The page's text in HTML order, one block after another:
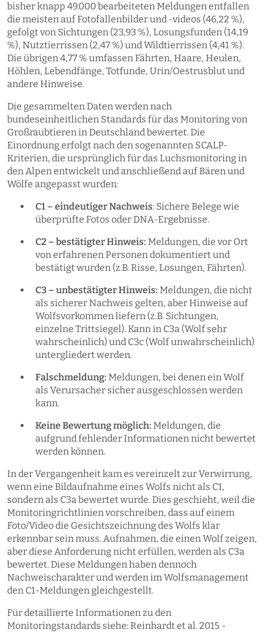
bisher knapp 49.000 bearbeiteten Meldungen entfallen
die meisten auf Fotofallenbilder und -videos (46,22 %),
gefolgt von Sichtungen (23,93 %), Losungsfunden (14,19
%), Nutztierrissen (2,47 %) und Wildtierrissen (4,41 %).
Die übrigen 4,77 % umfassen Fährten, Haare, Heulen,
Höhlen, Lebendfänge, Totfunde, Urin/Oestrusblut und
andere Hinweise.
Die gesammelten Daten werden nach
bundeseinheitlichen Standards für das Monitoring von
Großraubtieren in Deutschland bewertet. Die
Einordnung erfolgt nach den sogenannten SCALP-
Kriterien, die ursprünglich für das Luchsmonitoring in
den Alpen entwickelt und anschließend auf Bären und
Wölfe angepasst wurden:
C1 – eindeutiger Nachweis: Sichere Belege wie
überprüfte Fotos oder DNA-Ergebnisse.
C2 – bestätigter Hinweis: Meldungen, die vor Ort
von erfahrenen Personen dokumentiert und
bestätigt wurden (z.B. Risse, Losungen, Fährten).
C3 – unbestätigter Hinweis: Meldungen, die nicht
als sicherer Nachweis gelten, aber Hinweise auf
Wolfsvorkommen liefern (z.B. Sichtungen,
einzelne Trittsiegel). Kann in C3a (Wolf sehr
wahrscheinlich) und C3c (Wolf unwahrscheinlich)
untergliedert werden.
Falschmeldung: Meldungen, bei denen ein Wolf
als Verursacher sicher ausgeschlossen werden
kann.
Keine Bewertung möglich: Meldungen, die
aufgrund fehlender Informationen nicht bewertet
werden können.
In der Vergangenheit kam es vereinzelt zur Verwirrung,
wenn eine Bildaufnahme eines Wolfs nicht als C1,
sondern als C3a bewertet wurde. Dies geschieht, weil die
Monitoringrichtlinien vorschreiben, dass auf einem
Foto/Video die Gesichtszeichnung des Wolfs klar
erkennbar sein muss. Aufnahmen, die einen Wolf zeigen,
aber diese Anforderung nicht erfüllen, werden als C3a
bewertet. Diese Meldungen haben dennoch
Nachweischarakter und werden im Wolfsmanagement
den C1-Meldungen gleichgestellt.
Für detaillierte Informationen zu den
Monitoringstandards siehe: Reinhardt et al. 2015 -